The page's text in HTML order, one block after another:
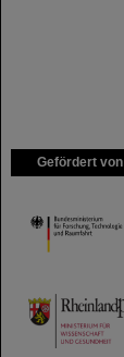
Gefördert von
HMWK
TMWWDG